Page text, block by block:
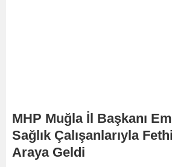
MHP Muğla İl Başkanı
Sağlık Çalışanlarıyla
Araya Geldi